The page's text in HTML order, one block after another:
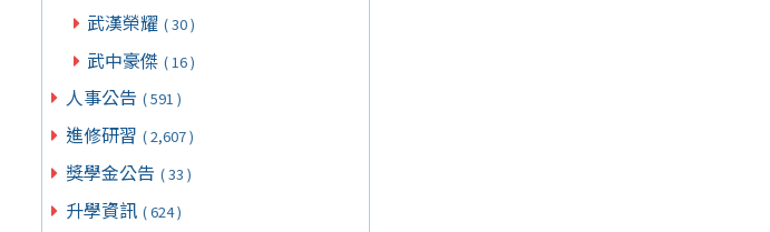
武漢榮耀 ( 30 )
武中豪傑 ( 16 )
人事公告 ( 591 )
進修研習 ( 2,607 )
獎學金公告 ( 33 )
升學資訊 ( 624 )